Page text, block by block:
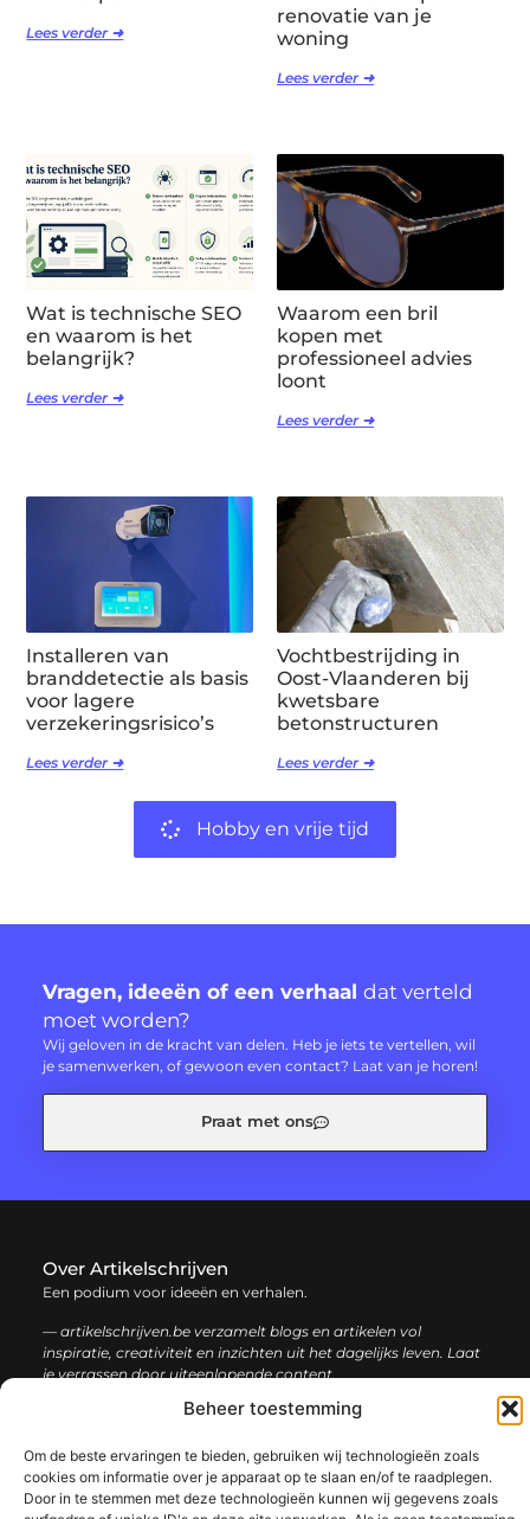
Beheer toestemming
Om de beste ervaringen te bieden, gebruiken wij technologieën zoals
cookies om informatie over je apparaat op te slaan en/of te raadplegen.
Door in te stemmen met deze technologieën kunnen wij gegevens zoals
Lees verder ➜
renovatie van je
woning
Lees verder ➜
Wat is technische SEO
en waarom is het
belangrijk?
Lees verder ➜
Waarom een bril
kopen met
professioneel advies
loont
Lees verder ➜
Installeren van
branddetectie als basis
voor lagere
verzekeringsrisico’s
Lees verder ➜
Vochtbestrijding in
Oost-Vlaanderen bij
kwetsbare
betonstructuren
Lees verder ➜
Hobby en vrije tijd
Vragen, ideeën of een verhaal dat verteld
moet worden?
Wij geloven in de kracht van delen. Heb je iets te vertellen, wil
je samenwerken, of gewoon even contact? Laat van je horen!
Praat met ons
Over Artikelschrijven
Een podium voor ideeën en verhalen.
— artikelschrijven.be verzamelt blogs en artikelen vol
inspiratie, creativiteit en inzichten uit het dagelijks leven. Laat
je verrassen door uiteenlopende content.
informatie